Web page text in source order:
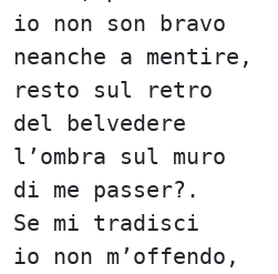
io non son bravo
neanche a mentire,
resto sul retro
del belvedere
l’ombra sul muro
di me passer?.
Se mi tradisci
io non m’offendo,